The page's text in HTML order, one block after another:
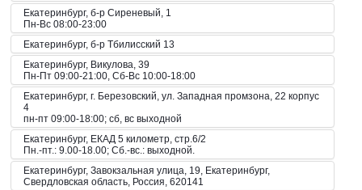
Екатеринбург, б-р Сиреневый, 1
Пн-Вс 08:00-23:00
Екатеринбург, б-р Тбилисский 13
Екатеринбург, Викулова, 39
Пн-Пт 09:00-21:00, Сб-Вс 10:00-18:00
Екатеринбург, г. Березовский, ул. Западная промзона, 22 корпус
4
пн-пт 09:00-18:00; сб, вс выходной
Екатеринбург, ЕКАД 5 километр, стр.6/2
Пн.-пт.: 9.00-18.00; Сб.-вс.: выходной.
Екатеринбург, Завокзальная улица, 19, Екатеринбург,
Свердловская область, Россия, 620141